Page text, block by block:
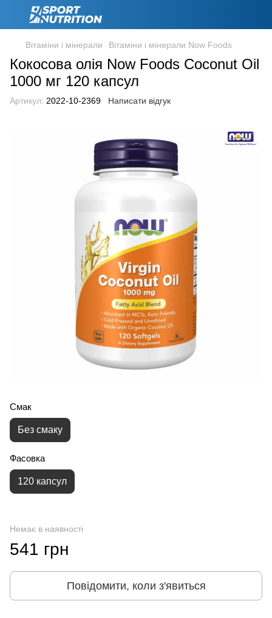
Вітаміни і мінерали Вітаміни і мінерали Now Foods
Кокосова олія Now Foods Coconut Oil
1000 мг 120 капсул
Артикул: 2022-10-2369 Написати відгук
Смак
Без смаку
Фасовка
120 капсул
Немає в наявності
541 грн
Повідомити, коли з'явиться